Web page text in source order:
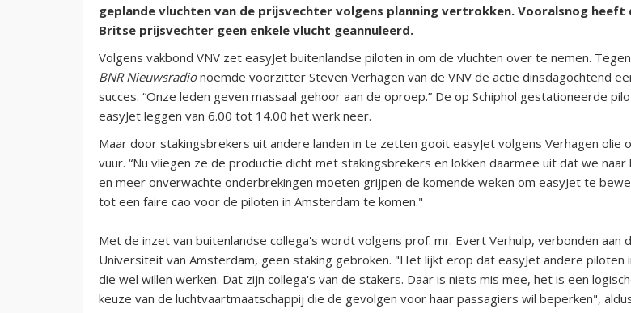
geplande vluchten van de prijsvechter volgens planning vertrokken. Vooralsnog heeft
Britse prijsvechter geen enkele vlucht geannuleerd.
Volgens vakbond VNV zet easyJet buitenlandse piloten in om de vluchten over te nemen.
BNR Nieuwsradionoemde voorzitter Steven Verhagen van de VNV de actie dinsdagochtend
succes. “Onze leden geven massaal gehoor aan de oproep.” De op Schiphol gestationeerde
easyJet leggen van 6.00 tot 14.00 het werk neer.
Maar door stakingsbrekers uit andere landen in te zetten gooit easyJet volgens Verhagen olie
vuur. “Nu vliegen ze de productie dicht met stakingsbrekers en lokken daarmee uit dat we naar
en meer onverwachte onderbrekingen moeten grijpen de komende weken om easyJet te
tot een faire cao voor de piloten in Amsterdam te komen."
Met de inzet van buitenlandse collega's wordt volgens prof. mr. Evert Verhulp, verbonden aan
Universiteit van Amsterdam, geen staking gebroken. "Het lijkt erop dat easyJet andere piloten
die wel willen werken. Dat zijn collega's van de stakers. Daar is niets mis mee, het is een
keuze van de luchtvaartmaatschappij die de gevolgen voor haar passagiers wil beperken",